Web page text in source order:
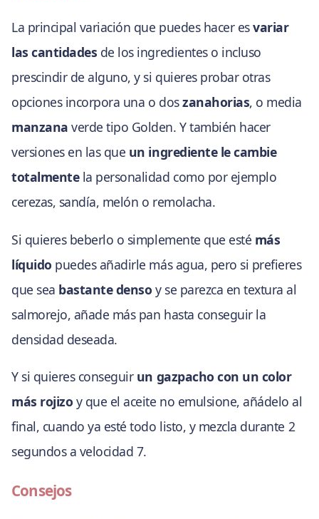
La principal variación que puedes hacer esvariar
las cantidades de los ingredientes o incluso
prescindir de alguno, y si quieres probar otras
opciones incorpora una o doszanahorias, o media
manzana verde tipo Golden. Y también hacer
versiones en las que un ingrediente le cambie
totalmentela personalidad como por ejemplo
cerezas, sandía, melón o remolacha.
Si quieres beberlo o simplemente que esté más
líquido puedes añadirle más agua, pero si prefieres
que sea bastante denso y se parezca en textura al
salmorejo, añade más pan hasta conseguir la
densidad deseada.
Y si quieres conseguir un gazpacho con un color
más rojizo y que el aceite no emulsione, añádelo al
final, cuando ya esté todo listo, y mezcla durante 2
segundos a velocidad 7.
Consejos